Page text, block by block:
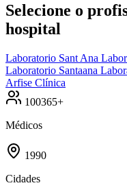
Selecione o
hospital
Laboratorio Sant Ana
Laboratorio Santaana
Arfise Clínica
100365+
Médicos
1990
Cidades